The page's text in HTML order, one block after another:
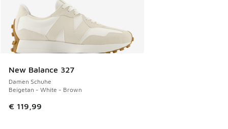
New Balance 327
Damen Schuhe
Beigetan - White - Brown
€ 119,99